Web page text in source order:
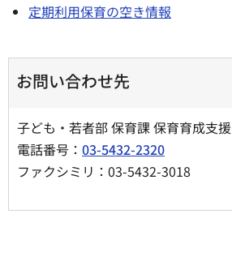
定期利用保育の空き情報
お問い合わせ先
子ども・若者部 保育課 保育育成支援
電話番号： 03-5432-2320
ファクシミリ：03-5432-3018